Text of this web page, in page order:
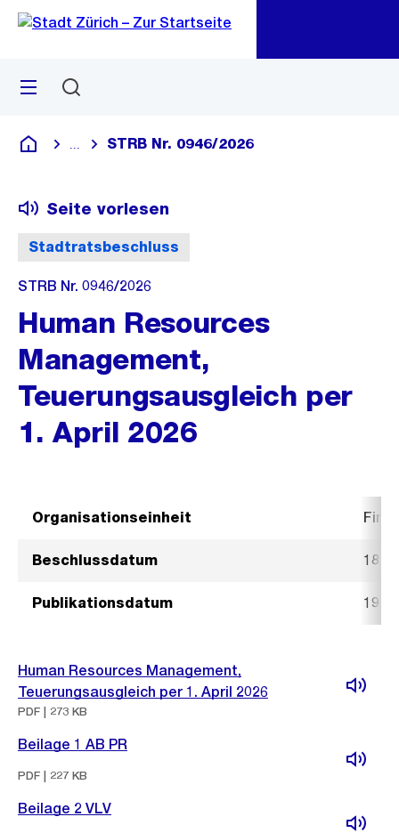
Navigation
Sprunglink
Menü
Deutsch
Blende alle Breadcrumbs ein
STRB Nr. 0946/2026
Stadtratsbeschluss
Seite vorlesen
STRB Nr. 0946/2026
Human Resources
Management,
Teuerungsausgleich per
1. April 2026
Organisationseinheit
Beschlussdatum 18.
Publikationsdatum 19.
Human Resources Management,
Teuerungsausgleich per 1. April 2026
PDF | 273 KB
Beilage 1 AB PR
PDF | 227 KB
Beilage 2 VLV